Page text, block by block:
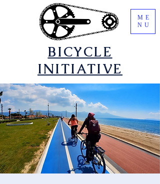
​BICYCLE
INITIATIVE
ME
NU